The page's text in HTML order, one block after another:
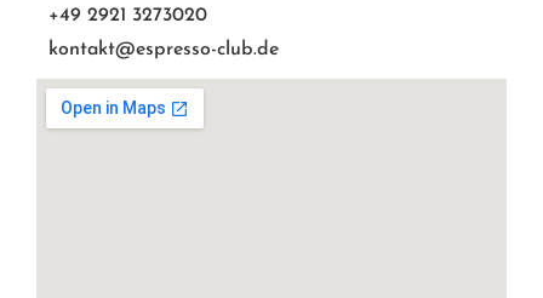
+49 2921 3273020
kontakt@espresso-club.de